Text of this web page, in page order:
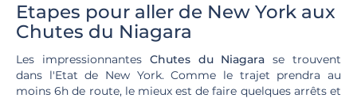
Etapes pour aller de New York aux
Chutes du Niagara
Les impressionnantes Chutes du Niagara se trouvent
dans l'Etat de New York. Comme le trajet prendra au
moins 6h de route, le mieux est de faire quelques arrêts et